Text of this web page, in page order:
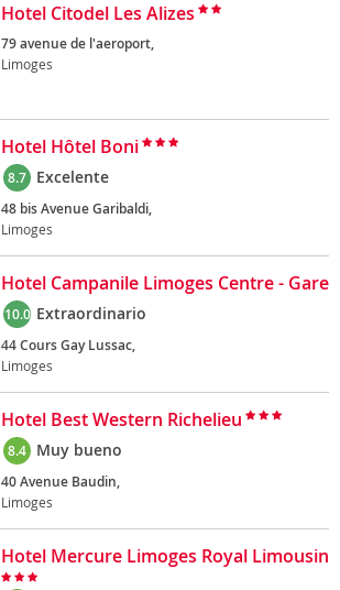
Hotel Citodel Les Alizes
79 avenue de l'aeroport,
Limoges
Hotel Hôtel Boni
8.7 Excelente
48 bis Avenue Garibaldi,
Limoges
Hotel Campanile Limoges Centre - Gare
10.0 Extraordinario
44 Cours Gay Lussac,
Limoges
Hotel Best Western Richelieu
8.4 Muy bueno
40 Avenue Baudin,
Limoges
Hotel Mercure Limoges Royal Limousin